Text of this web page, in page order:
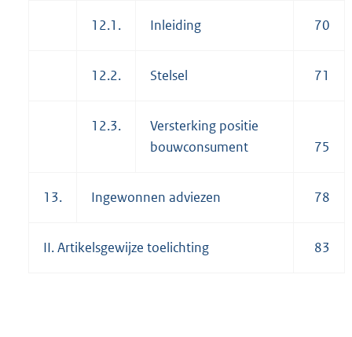
12.1. Inleiding 70
12.2. Stelsel 71
12.3.
Versterking positie
bouwconsument
75
13. Ingewonnen adviezen 78
II. Artikelsgewijze toelichting 83